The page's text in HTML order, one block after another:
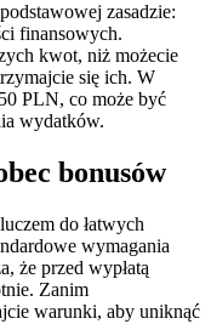
zasadzie:
finansowych.
kwot, niż możecie
się ich. W
PLN, co może być
wydatków.
bonusów
do łatwych
wymagania
że przed wypłatą
Zanim
warunki, aby uniknąć